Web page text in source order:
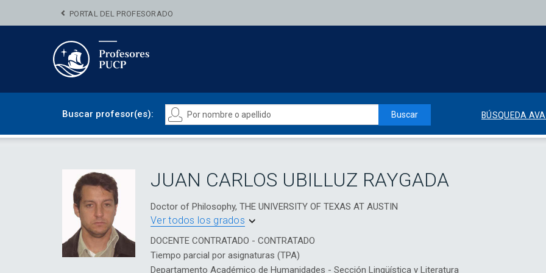
PORTAL DEL PROFESORADO
Buscar profesor(es): Buscar BÚSQUEDA
JUAN CARLOS UBILLUZ RAYGADA
Doctor of Philosophy, THE UNIVERSITY OF TEXAS AT AUSTIN
Ver todos los grados
DOCENTE CONTRATADO - CONTRATADO
Tiempo parcial por asignaturas (TPA)
Departamento Académico de Humanidades - Sección Lingüística y Literatura